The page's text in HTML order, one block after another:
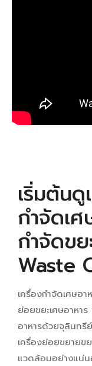
เริ่มต้น
กำจัดเศ
กำจัดขย
Waste
เครื่องกำจัดเศษอ
ย่อยขยะเศษอาหาร
อาหารด้วยจุลินทรี
เครื่องย่อยขยายข
แวดล้อมอย่างแน่น